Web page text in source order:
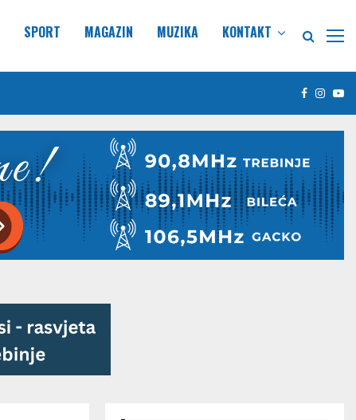
SPORT MAGAZIN MUZIKA KONTAKT
Facebook